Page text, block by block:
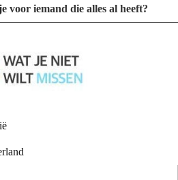
voor iemand die alles al heeft?